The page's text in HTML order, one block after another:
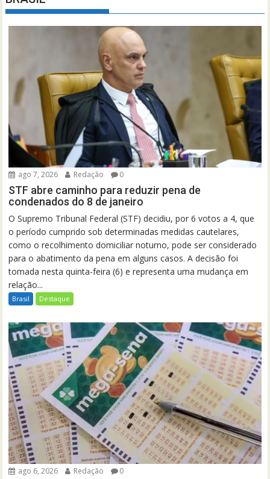
ago 7, 2026 Redação 0
STF abre caminho para reduzir pena de
condenados do 8 de janeiro
O Supremo Tribunal Federal (STF) decidiu, por 6 votos a 4, que
o período cumprido sob determinadas medidas cautelares,
como o recolhimento domiciliar noturno, pode ser considerado
para o abatimento da pena em alguns casos. A decisão foi
tomada nesta quinta-feira (6) e representa uma mudança em
relação...
Brasil Destaque
ago 6, 2026 Redação 0